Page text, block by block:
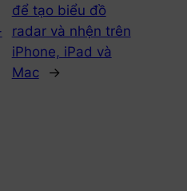
để tạo biểu đồ
radar và nhện trên
iPhone, iPad và
Mac
→